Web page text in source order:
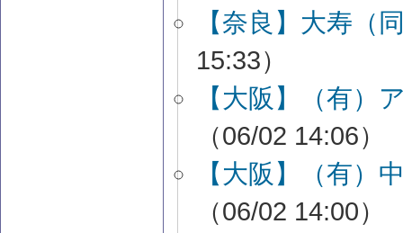
【奈良】大寿（
15:33）
【大阪】（有）
（06/02 14:06）
【大阪】（有）
（06/02 14:00）